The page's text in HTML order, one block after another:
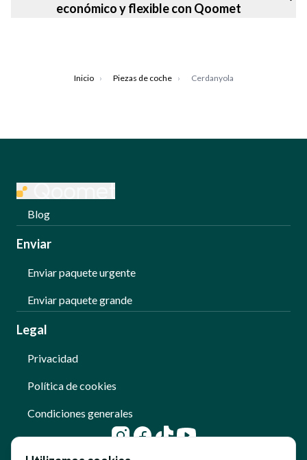
económico y flexible con Qoomet
Inicio › Piezas de coche › Cerdanyola
Blog
Enviar
Enviar paquete urgente
Enviar paquete grande
Legal
Privacidad
Política de cookies
Condiciones generales